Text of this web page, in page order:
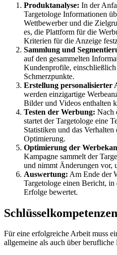
Produktanalyse: In der
Targetologe Informationen
Wettbewerber und die
es, die Plattform für die
Kriterien für die Anzeige
Sammlung und
auf den gesammelten
Kundenprofile, einschließlich
Schmerzpunkte.
Erstellung personalisierter
werden einzigartige
Bilder und Videos enthalten
Testen der Werbung: Nach
startet der Targetologe eine
Statistiken und das
Optimierung.
Optimierung der
Kampagne sammelt der
und nimmt Änderungen vor,
Auswertung: Am Ende der
Targetologe einen Bericht, in
Erfolge bewertet.
Für eine erfolgreiche Arbeit muss
allgemeine als auch über